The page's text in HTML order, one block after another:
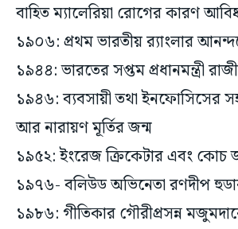
বাহিত ম্যালেরিয়া রোগের কারণ
১৯০৬: প্রথম ভারতীয় র‌্যাংলার
১৯৪৪: ভারতের সপ্তম প্রধানমন্ত্রী
১৯৪৬: ব্যবসায়ী তথা ইনফোসিসের
আর নারায়ণ মূর্তির জন্ম
১৯৫২: ইংরেজ ক্রিকেটার এবং কোচ
১৯৭৬- বলিউড অভিনেতা রণদীপ
১৯৮৬: গীতিকার গৌরীপ্রসন্ন